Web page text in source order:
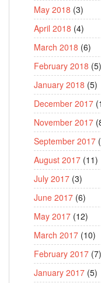
May 2018 (3)
April 2018 (4)
March 2018 (6)
February 2018 (5)
January 2018 (5)
December 2017
November 2017
September 2017
August 2017 (11)
July 2017 (3)
June 2017 (6)
May 2017 (12)
March 2017 (10)
February 2017 (7)
January 2017 (5)